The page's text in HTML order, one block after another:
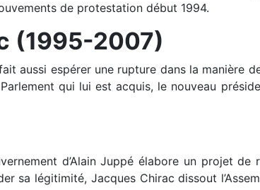
de protestation début 1994.
(1995-2007)
aussi espérer une rupture dans la manière
qui lui est acquis, le nouveau
d’Alain Juppé élabore un projet
sa légitimité, Jacques Chirac dissout